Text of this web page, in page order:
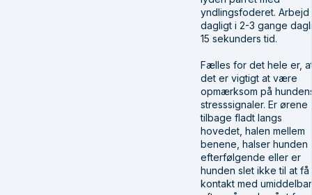
yndlingsfoderet. Arbejd
dagligt i 2-3 gange
15 sekunders tid. ⁣
Fælles for det hele er,
det er vigtigt at være
opmærksom på
stresssignaler. Er ørene
tilbage fladt langs
hovedet, halen mellem
benene, halser hunden
efterfølgende eller er
hunden slet ikke til at få
kontakt med